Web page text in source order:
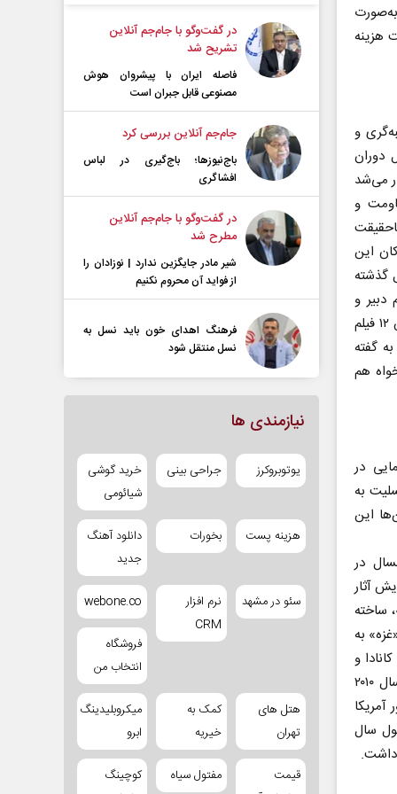
هزینه
و
دوران
می‌شد
و
این
گذشته
و
برگزارکنندگان باشد، به افزایش کمی و کیفی فیلم‌های این بخش برمی‌گشت. نمایش ۱۲ فیلم
گفته
هم
در
به
این
در
آثار
ساخته
مستند «غزه» به
دارد و محصول سال ۲۰۱۹ ایرلند، کانادا و
آلمان، مستند «اشک‌های غزه» ساخته ویبکه لوکه برگ با ۸۰ دقیقه زمان محصول سال ۲۰۱۰
کشور آمریکا
۱۲۹ دقیقه و محصول سال
در گفت‌و‌گو با جام‌جم آنلاین
تشریح شد
فاصله ایران با پیشرو‌ان هوش
مصنوعی قابل جبران است
جام‌جم آنلاین بررسی کرد
باج‌نیوزها؛ باج‌گیری در لباس
افشاگری
در گفت‌و‌گو با جام‌جم آنلاین
مطرح شد
شیر مادر جایگزین ندارد | نوزادان را
از فواید آن محروم نکنیم
فرهنگ اهدای خون باید نسل به
نسل منتقل شود
نیازمندی ها
یوتوبروکرز جراحی بینی
خرید گوشی
شیائومی
هزینه پست بخورات
دانلود آهنگ
جدید
سئو در مشهد
نرم افزار
CRM
webone.co
فروشگاه
انتخاب من
هتل های
تهران
کمک به
خیریه
میکروبلیدینگ
ابرو
قیمت
مفتول سیاه
کوچینگ